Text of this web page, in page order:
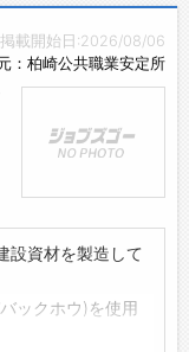
掲載開始日:2026/08/06
：柏崎公共職業安定所
設資材を製造して
ックホウ)を使用